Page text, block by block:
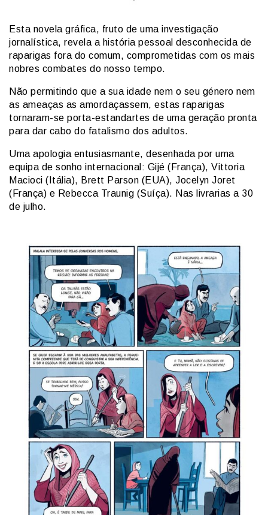
Esta novela gráfica, fruto de uma investigação
jornalística, revela a história pessoal desconhecida de
raparigas fora do comum, comprometidas com os mais
nobres combates do nosso tempo.
Não permitindo que a sua idade nem o seu género nem
as ameaças as amordaçassem, estas raparigas
tornaram-se porta-estandartes de uma geração pronta
para dar cabo do fatalismo dos adultos.
Uma apologia entusiasmante, desenhada por uma
equipa de sonho internacional: Gijé (França), Vittoria
Macioci (Itália), Brett Parson (EUA), Jocelyn Joret
(França) e Rebecca Traunig (Suíça). Nas livrarias a 30
de julho.